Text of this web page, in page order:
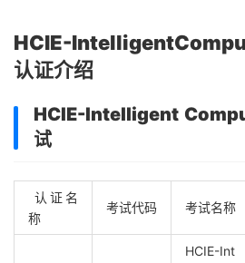
HCIE-
认证介绍
HCIE-Intelligent
试
认证名
称
考试代码 考试名称
HCIE-Int